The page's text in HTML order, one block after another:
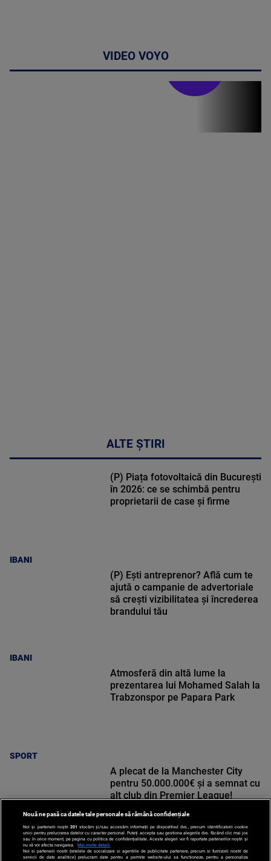
VIDEO VOYO
ALTE ȘTIRI
IBANI
(P) Piața fotovoltaică din București
în 2026: ce se schimbă pentru
proprietarii de case și firme
IBANI
(P) Ești antreprenor? Află cum te
ajută o campanie de advertoriale
să crești vizibilitatea și încrederea
brandului tău
SPORT
Atmosferă din altă lume la
prezentarea lui Mohamed Salah la
Trabzonspor pe Papara Park
SPORT
A plecat de la Manchester City
pentru 50.000.000€ și a semnat cu
alt club din Premier League!
Nouă ne pasă ca datele tale personale să rămână confidențiale
Noi și partenerii noștri 201 stocăm și/sau accesăm informații pe dispozitivul dvs., precum identificatorii cookie
unici pentru prelucrarea datelor cu caracter personal. Puteți accepta sau gestiona alegerile dvs. făcând clic mai jos
sau în orice moment, pe pagina cu politica de confidențialitate. Aceste alegeri vor fi raportate partenerilor noștri și
nu vă vor afecta navigarea.
Mai multe detalii
Noi si partenerii nostri (retelele de socializare si agentiile de publicitate partenere, precum si furnizorii nostri de
servicii de date analitice) prelucram date pentru a permite website-ului sa functioneze, pentru a personaliza